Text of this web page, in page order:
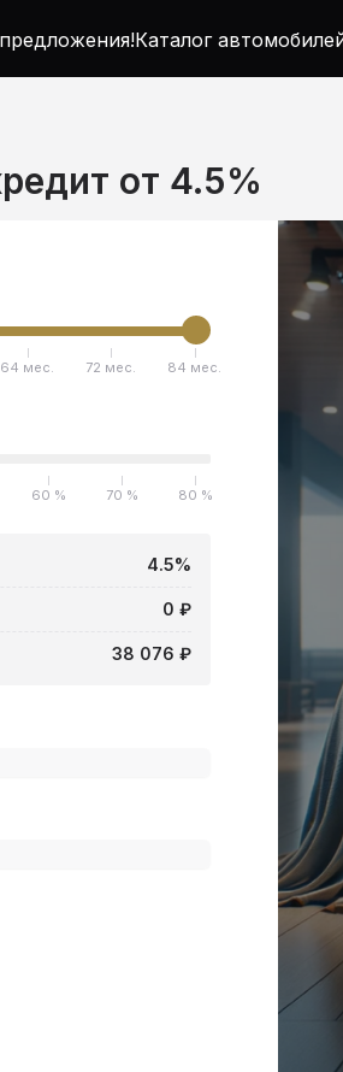
Каталог
от 4.5%
64 мес. 72 мес. 84 мес.
60 % 70 % 80 %
4.5%
0 ₽
38 076 ₽